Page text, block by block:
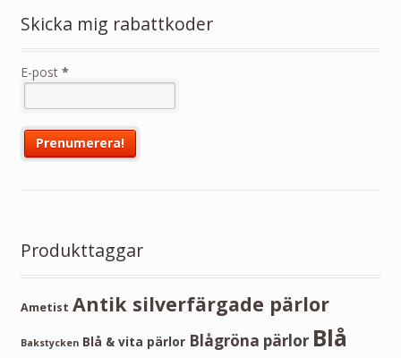
Skicka mig rabattkoder
E-post *
Produkttaggar
Ametist Antik silverfärgade pärlor
Bakstycken Blå & vita pärlor Blågröna pärlor Blå